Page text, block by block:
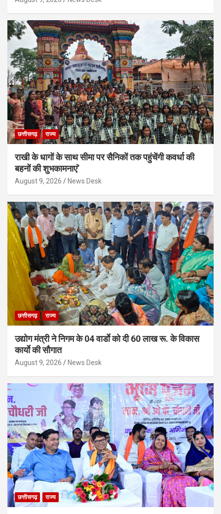
छत्तीसगढ़ राज्य
राखी के धागों के साथ सीमा पर सैनिकों तक पहुंचेंगी कवर्धा की
बहनों की शुभकामनाएं’
August 9, 2026 News Desk
छत्तीसगढ़ राज्य
उद्योग मंत्री ने निगम के 04 वार्डाे को दी 60 लाख रू. के विकास
कार्याे की सौगात
August 9, 2026 News Desk
छत्तीसगढ़ राज्य